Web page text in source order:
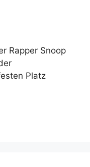
Rapper Snoop
Platz